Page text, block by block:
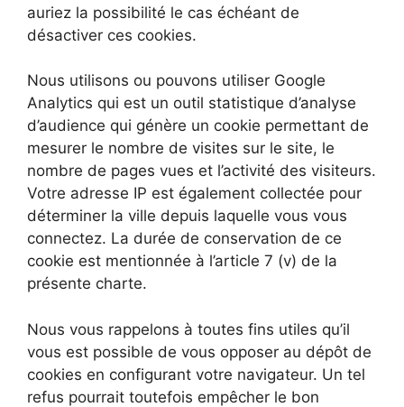
auriez la possibilité le cas échéant de
désactiver ces cookies.
Nous utilisons ou pouvons utiliser Google
Analytics qui est un outil statistique d’analyse
d’audience qui génère un cookie permettant de
mesurer le nombre de visites sur le site, le
nombre de pages vues et l’activité des visiteurs.
Votre adresse IP est également collectée pour
déterminer la ville depuis laquelle vous vous
connectez. La durée de conservation de ce
cookie est mentionnée à l’article 7 (v) de la
présente charte.
Nous vous rappelons à toutes fins utiles qu’il
vous est possible de vous opposer au dépôt de
cookies en configurant votre navigateur. Un tel
refus pourrait toutefois empêcher le bon